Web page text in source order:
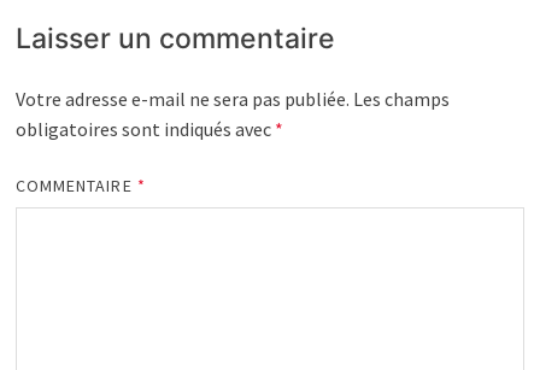
Laisser un commentaire
Votre adresse e-mail ne sera pas publiée. Les champs
obligatoires sont indiqués avec *
COMMENTAIRE *